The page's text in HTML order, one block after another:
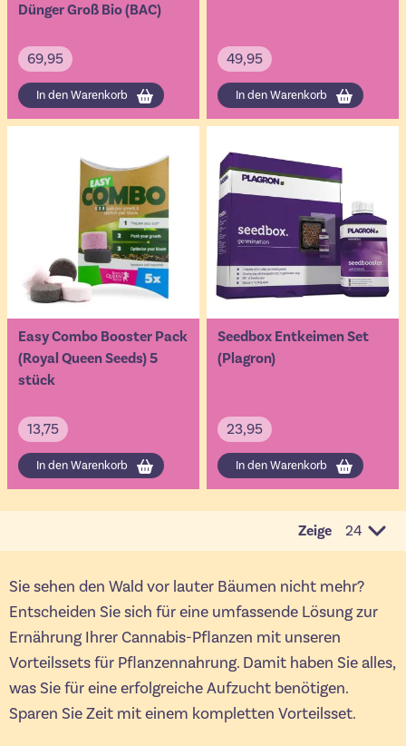
Dünger Groß Bio (BAC)
69,95
In den Warenkorb
49,95
In den Warenkorb
Easy Combo Booster Pack
(Royal Queen Seeds) 5
stück
13,75
In den Warenkorb
Seedbox Entkeimen Set
(Plagron)
23,95
In den Warenkorb
Zeige
pro
Sie sehen den Wald vor lauter Bäumen nicht mehr?
Entscheiden Sie sich für eine umfassende Lösung zur
Ernährung Ihrer Cannabis-Pflanzen mit unseren
Vorteilssets für Pflanzennahrung. Damit haben Sie alles,
was Sie für eine erfolgreiche Aufzucht benötigen.
Sparen Sie Zeit mit einem kompletten Vorteilsset.